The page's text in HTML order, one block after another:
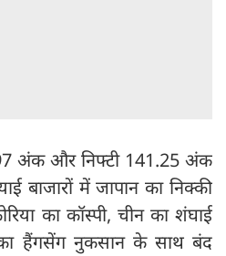
अंक और निफ्टी 141.25 अंक
बाजारों में जापान का निक्की
का कॉस्पी, चीन का शंघाई
हैंगसेंग नुकसान के साथ बंद